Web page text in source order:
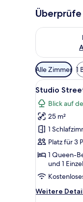
Überprüfe
Verfügbare
Filter
für
Zimmer
Alle Zimmer 1
Alle
Fotos
für
Studio
Street
View
anzeigen
13
Studio
Blick auf
25 m²
1
Platz für 3
1 Queen-
und 1
Weitere
Weitere